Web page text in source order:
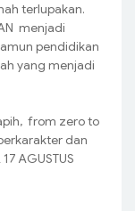
terlupakan.
menjadi
pendidikan
yang menjadi
from zero to
dan
AGUSTUS